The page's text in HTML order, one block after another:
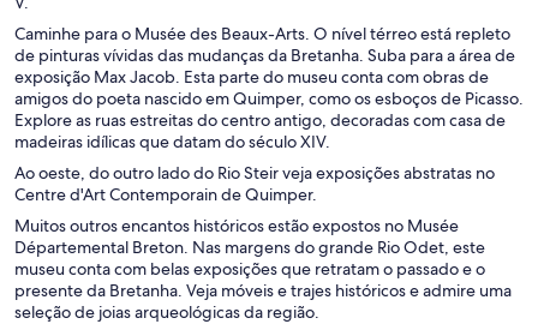
Caminhe para o Musée des Beaux-Arts. O nível térreo está repleto
de pinturas vívidas das mudanças da Bretanha. Suba para a área de
exposição Max Jacob. Esta parte do museu conta com obras de
amigos do poeta nascido em Quimper, como os esboços de Picasso.
Explore as ruas estreitas do centro antigo, decoradas com casa de
madeiras idílicas que datam do século XIV.
Ao oeste, do outro lado do Rio Steir veja exposições abstratas no
Centre d'Art Contemporain de Quimper.
Muitos outros encantos históricos estão expostos no Musée
Départemental Breton. Nas margens do grande Rio Odet, este
museu conta com belas exposições que retratam o passado e o
presente da Bretanha. Veja móveis e trajes históricos e admire uma
seleção de joias arqueológicas da região.